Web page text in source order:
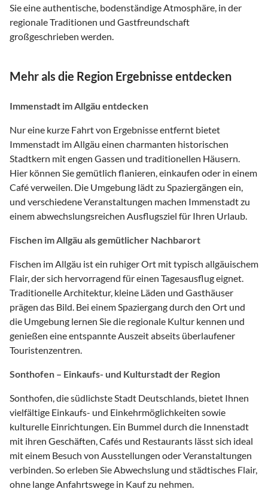
Sie eine authentische, bodenständige Atmosphäre, in der
regionale Traditionen und Gastfreundschaft
großgeschrieben werden.
Mehr als die Region Ergebnisse entdecken
Immenstadt im Allgäu entdecken
Nur eine kurze Fahrt von Ergebnisse entfernt bietet
Immenstadt im Allgäu einen charmanten historischen
Stadtkern mit engen Gassen und traditionellen Häusern.
Hier können Sie gemütlich flanieren, einkaufen oder in einem
Café verweilen. Die Umgebung lädt zu Spaziergängen ein,
und verschiedene Veranstaltungen machen Immenstadt zu
einem abwechslungsreichen Ausflugsziel für Ihren Urlaub.
Fischen im Allgäu als gemütlicher Nachbarort
Fischen im Allgäu ist ein ruhiger Ort mit typisch allgäuischem
Flair, der sich hervorragend für einen Tagesausflug eignet.
Traditionelle Architektur, kleine Läden und Gasthäuser
prägen das Bild. Bei einem Spaziergang durch den Ort und
die Umgebung lernen Sie die regionale Kultur kennen und
genießen eine entspannte Auszeit abseits überlaufener
Touristenzentren.
Sonthofen – Einkaufs- und Kulturstadt der Region
Sonthofen, die südlichste Stadt Deutschlands, bietet Ihnen
vielfältige Einkaufs- und Einkehrmöglichkeiten sowie
kulturelle Einrichtungen. Ein Bummel durch die Innenstadt
mit ihren Geschäften, Cafés und Restaurants lässt sich ideal
mit einem Besuch von Ausstellungen oder Veranstaltungen
verbinden. So erleben Sie Abwechslung und städtisches Flair,
ohne lange Anfahrtswege in Kauf zu nehmen.